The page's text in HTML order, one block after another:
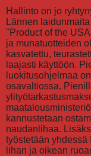
Hallinto on jo
Lännen
"Product of the
ja munatuotteiden
kasvatettu,
laajasti käyttöön.
luokitusohjelmaa
osavaltiossa.
kannustetaan
naudanlihaa.
työstetään yhdessä
lihan ja oikean